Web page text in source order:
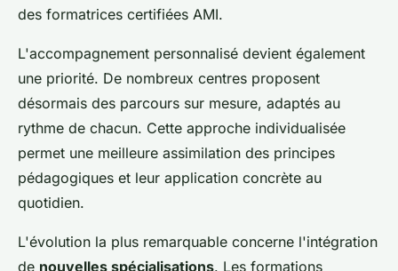
des formatrices certifiées AMI.
L'accompagnement personnalisé devient également
une priorité. De nombreux centres proposent
désormais des parcours sur mesure, adaptés au
rythme de chacun. Cette approche individualisée
permet une meilleure assimilation des principes
pédagogiques et leur application concrète au
quotidien.
L'évolution la plus remarquable concerne l'intégration
de nouvelles spécialisations. Les formations